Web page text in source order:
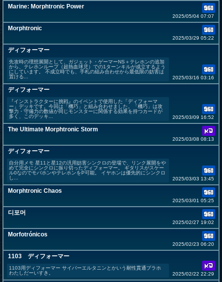
Marine: Morphtronic Power
2025/05/04 07:07
Morphtronic
2025/03/29 05:22
ディフォーマー
先攻時の理想展開として、ガジェット・ゲーマーNS＋テレホンの追加
から、テレホンループ（超熱血球児）での1ターンキルが成立するよう
にしています。 不成立時でも、手札の組み合わせから最低限の妨害は
置ける...
2025/03/16 03:16
ディフォーマー
『インストラクターに挑戦』のイベントで使用した「ディフォーマ
ー」デッキです。今回は「機巧」と組み合わせました。「機巧」は攻
撃力・守備力の数値が同じモンスターに関係する効果を持つカードが
多く、このデッキ...
2025/03/09 16:52
The Ultimate Morphtronic Storm
2025/03/08 08:13
ディフォーマー
自分用メモ 星11と星12の汎用妨害シンクロの登場で、リンク展開をや
めて完全にシンクロに振り切ったディフォーマー。 ギタリスがスケー
ル0なのでモバホンやテレホンをP可能。 イヤホンは優先的にシンクロ
し...
2025/03/03 13:45
Morphtronic Chaos
2025/03/01 05:25
디포머
2025/02/27 19:02
Morfotrónicos
2025/02/23 06:20
1103 ディフォーマー
1103用ディフォーマー サイバーエルタニンとかいう耐性貫通ブラホ
わたしだーいすき。
2025/02/22 22:29